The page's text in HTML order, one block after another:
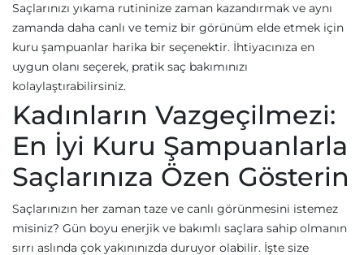
Saçlarınızı yıkama rutininize zaman kazandırmak ve aynı
zamanda daha canlı ve temiz bir görünüm elde etmek için
kuru şampuanlar harika bir seçenektir. İhtiyacınıza en
uygun olanı seçerek, pratik saç bakımınızı
kolaylaştırabilirsiniz.
Kadınların Vazgeçilmezi:
En İyi Kuru Şampuanlarla
Saçlarınıza Özen Gösterin
Saçlarınızın her zaman taze ve canlı görünmesini istemez
misiniz? Gün boyu enerjik ve bakımlı saçlara sahip olmanın
sırrı aslında çok yakınınızda duruyor olabilir. İşte size